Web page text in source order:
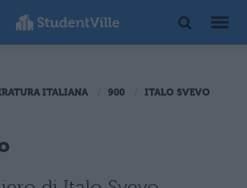
ITALIANA 900 ITALO SVEVO